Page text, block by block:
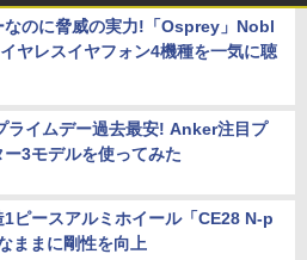
なのに脅威の実力!「Osprey」Nobl
ヤレスイヤフォン4機種を一気に聴
ライムデー過去最安! Anker注目プ
ー3モデルを使ってみた
1ピースアルミホイール「CE28 N-p
ままに剛性を向上